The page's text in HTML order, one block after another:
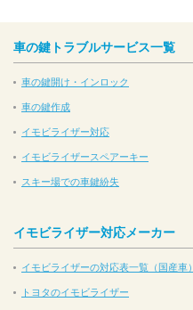
車の鍵トラブルサービス一覧
車の鍵開け・インロック
車の鍵作成
イモビライザー対応
イモビライザースペアーキー
スキー場での車鍵紛失
イモビライザー対応メーカー
イモビライザーの対応表一覧（国産車）
トヨタのイモビライザー